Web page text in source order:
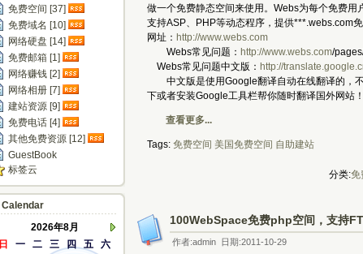
做一个免费静态空间来使用。Webs为每个免费
支持ASP、PHP等动态程序，提供***.webs.com
网址： http://www.webs.com
Webs常见问题： http://www.webs.com/
Webs常见问题中文版： http://
中文版是使用Google翻译自动在线翻译的，不
下或者安装Google工具栏帮你随时翻译国外网站！
查看更多...
Tags: 免费空间 美国免费空间 自助建站
分类:免
100WebSpace免费php空间，支持
作者:admin 日期:2011-10-29
免费空间 [37]
免费域名 [10]
网络硬盘 [14]
免费邮箱 [1]
网络赚钱 [2]
网络相册 [7]
建站资源 [9]
免费电话 [4]
其他免费资源 [12]
GuestBook
标签云
Calendar
2026年8月
日
一 二 三 四 五 六